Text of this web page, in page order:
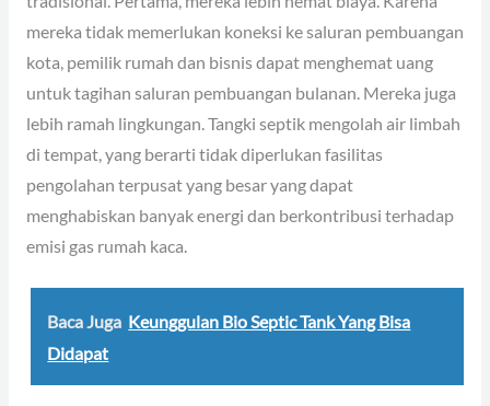
mereka tidak memerlukan koneksi ke saluran pembuangan
kota, pemilik rumah dan bisnis dapat menghemat uang
untuk tagihan saluran pembuangan bulanan. Mereka juga
lebih ramah lingkungan. Tangki septik mengolah air limbah
di tempat, yang berarti tidak diperlukan fasilitas
pengolahan terpusat yang besar yang dapat
menghabiskan banyak energi dan berkontribusi terhadap
emisi gas rumah kaca.
Baca Juga Keunggulan Bio Septic Tank Yang Bisa
Didapat